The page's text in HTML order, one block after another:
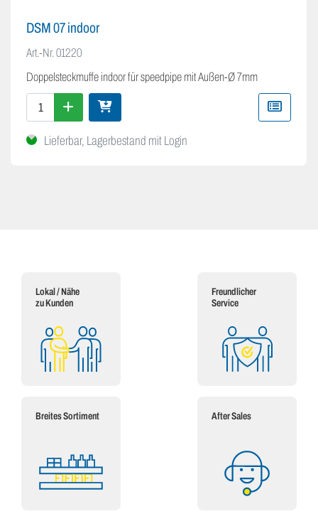
DSM 07 indoor
Art.-Nr.01220
Doppelsteckmuffe indoor für speedpipe mit Außen-Ø 7mm
Lieferbar, Lagerbestand mit Login
Lokal / Nähe
zu Kunden
Freundlicher
Service
Breites Sortiment After Sales